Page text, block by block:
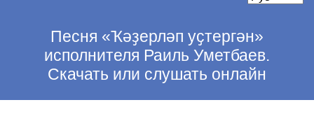
Песня «Ҡәҙерләп уҫтергән»
исполнителя Раиль Уметбаев.
Скачать или слушать онлайн